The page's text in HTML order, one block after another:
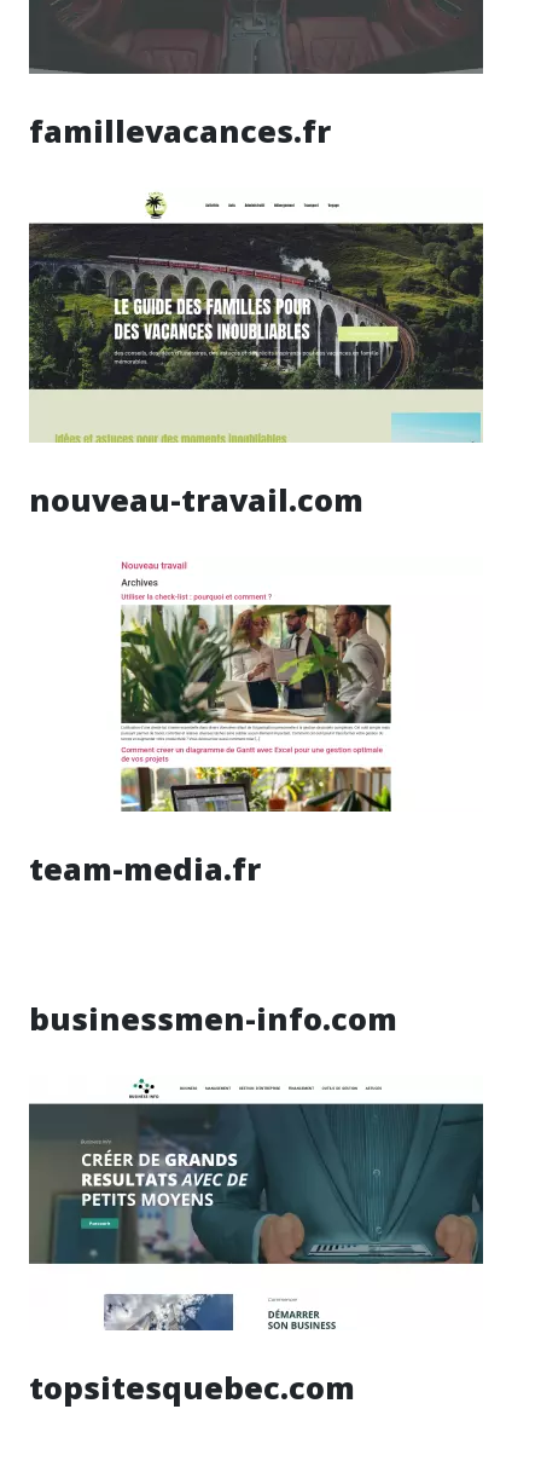
famillevacances.fr
nouveau-travail.com
team-media.fr
businessmen-info.com
topsitesquebec.com